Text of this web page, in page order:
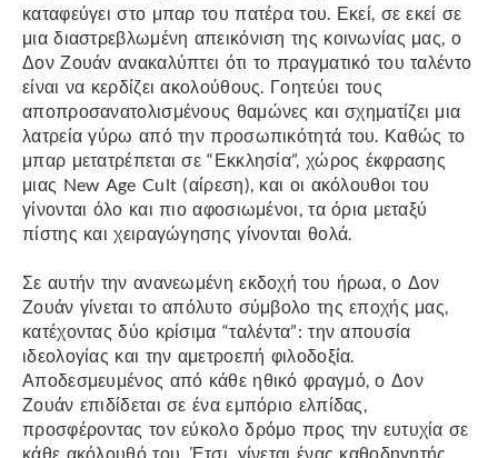
καταφεύγει στο μπαρ του πατέρα του. Εκεί, σε εκεί σε
μια διαστρεβλωμένη απεικόνιση της κοινωνίας μας, ο
Δον Ζουάν ανακαλύπτει ότι το πραγματικό του ταλέντο
είναι να κερδίζει ακολούθους. Γοητεύει τους
αποπροσανατολισμένους θαμώνες και σχηματίζει μια
λατρεία γύρω από την προσωπικότητά του. Καθώς το
μπαρ μετατρέπεται σε “Εκκλησία”, χώρος έκφρασης
μιας New Age Cult (αίρεση), και οι ακόλουθοι του
γίνονται όλο και πιο αφοσιωμένοι, τα όρια μεταξύ
πίστης και χειραγώγησης γίνονται θολά.
Σε αυτήν την ανανεωμένη εκδοχή του ήρωα, ο Δον
Ζουάν γίνεται το απόλυτο σύμβολο της εποχής μας,
κατέχοντας δύο κρίσιμα “ταλέντα”: την απουσία
ιδεολογίας και την αμετροεπή φιλοδοξία.
Αποδεσμευμένος από κάθε ηθικό φραγμό, ο Δον
Ζουάν επιδίδεται σε ένα εμπόριο ελπίδας,
προσφέροντας τον εύκολο δρόμο προς την ευτυχία σε
κάθε ακόλουθό του. Έτσι, γίνεται ένας καθοδηγητής